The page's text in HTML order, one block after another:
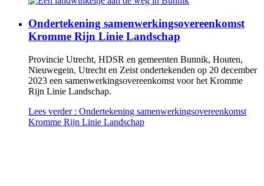
Ondertekening samenwerkingsovereenkomst
Kromme Rijn Linie Landschap
Provincie Utrecht, HDSR en gemeenten Bunnik, Houten,
Nieuwegein, Utrecht en Zeist ondertekenden op 20 december
2023 een samenwerkingsovereenkomst voor het Kromme
Rijn Linie Landschap.
Lees verder : Ondertekening samenwerkingsovereenkomst
Kromme Rijn Linie Landschap